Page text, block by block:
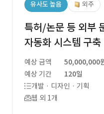
유사도 높음 외주
특허/논문 등 외부
자동화 시스템 구축
예상 금액
50,000,000
예상 기간
120일
개발 · 디자인 · 기획
웹 외 1개